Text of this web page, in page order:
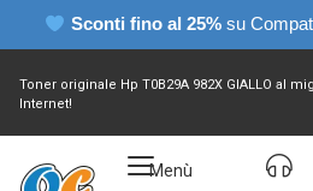
Sconti fino al 25% su
Toner originale Hp T0B29A 982X GIALLO al
Internet!
Menù